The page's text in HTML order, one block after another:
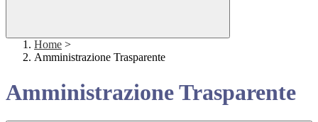
Home >
Amministrazione Trasparente
Amministrazione Trasparente